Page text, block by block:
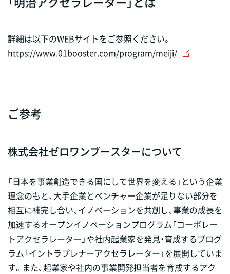
詳細は以下のWEBサイトをご参照ください。
https://www.01booster.com/program/meiji/
ご参考
株式会社ゼロワンブースターについて
「日本を事業創造できる国にして世界を変える」という企業
理念のもと、大手企業とベンチャー企業が足りない部分を
相互に補完し合い、イノベーションを共創し、事業の成長を
加速するオープンイノベーションプログラム「コーポレー
トアクセラレーター」や社内起業家を発見・育成するプログ
ラム「イントラプレナーアクセラレーター」を展開していま
す。また、起業家や社内の事業開発担当者を育成するアク